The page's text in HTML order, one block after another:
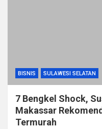
BISNIS SULAWESI SELATAN
7 Bengkel Shock,
Makassar
Termurah